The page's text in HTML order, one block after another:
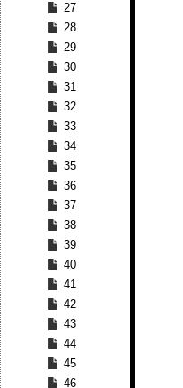
27
28
29
30
31
32
33
34
35
36
37
38
39
40
41
42
43
44
45
46